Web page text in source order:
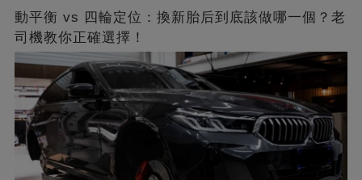
動平衡 vs 四輪定位：換新胎后到底該做哪一個？老
司機教你正確選擇！